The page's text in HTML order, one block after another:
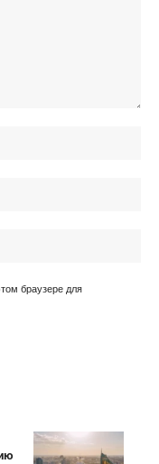
браузере для